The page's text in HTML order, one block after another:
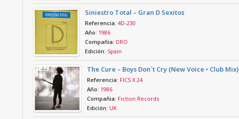
Siniestro Total – Gran D Sexitos
Referencia: 4D-230
Año: 1986
Compañia: DRO
Edición: Spain
The Cure – Boys Don´t Cry (New Voice • Club Mix)
Referencia: FICS X 24
Año: 1986
Compañia: Fiction Records
Edición: UK